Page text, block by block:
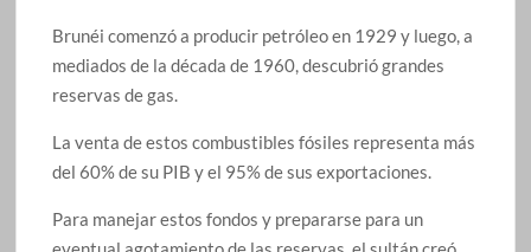
Brunéi comenzó a producir petróleo en 1929 y luego, a
mediados de la década de 1960, descubrió grandes
reservas de gas.
La venta de estos combustibles fósiles representa más
del 60% de su PIB y el 95% de sus exportaciones.
Para manejar estos fondos y prepararse para un